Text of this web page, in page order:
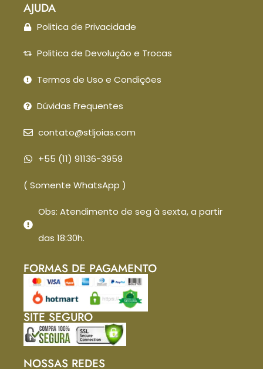
AJUDA
Politica de Privacidade
Politica de Devolução e Trocas
Termos de Uso e Condições
Dúvidas Frequentes
contato@stljoias.com
+55 (11) 91136-3959
( Somente WhatsApp )
Obs: Atendimento de seg à sexta, a partir
das 18:30h.
FORMAS DE PAGAMENTO
SITE SEGURO
NOSSAS REDES